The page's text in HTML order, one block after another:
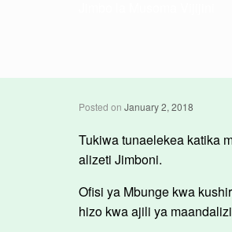
Posted on January 2, 2018
Tukiwa tunaelekea katika
alizeti Jimboni.
Ofisi ya Mbunge kwa
hizo kwa ajili ya